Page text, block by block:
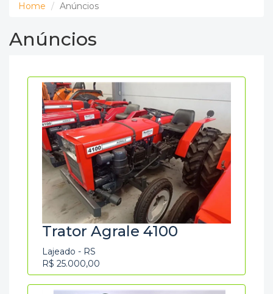
Home Anúncios
Anúncios
Trator Agrale 4100
Lajeado - RS
R$ 25.000,00